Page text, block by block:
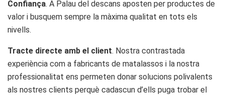
Confiança. A Palau del descans aposten per productes de
valor i busquem sempre la màxima qualitat en tots els
nivells.
Tracte directe amb el client. Nostra contrastada
experiència com a fabricants de matalassos i la nostra
professionalitat ens permeten donar solucions polivalents
als nostres clients perquè cadascun d’ells puga trobar el